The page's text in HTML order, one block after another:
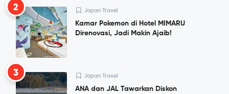
2 Japan Travel
Kamar Pokemon di Hotel MIMARU
Direnovasi, Jadi Makin Ajaib!
3 Japan Travel
ANA dan JAL Tawarkan Diskon